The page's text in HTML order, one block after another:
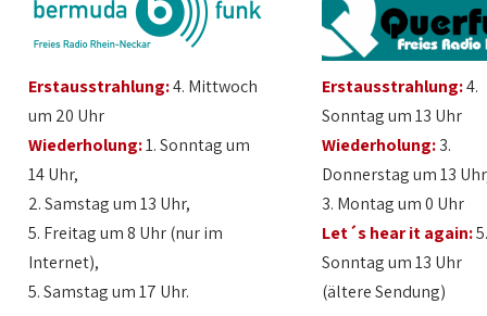
Erstausstrahlung:4. Mittwoch
um 20 Uhr
Wiederholung:1. Sonntag um
14 Uhr,
2. Samstag um 13 Uhr,
5. Freitag um 8 Uhr (nur im
Internet),
5. Samstag um 17 Uhr.
Erstausstrahlung:4.
Sonntag um 13 Uhr
Wiederholung:3.
Donnerstag um 13
3. Montag um 0 Uhr
Let´s hear it again:
Sonntag um 13 Uhr
(ältere Sendung)
1:00
2:00
3:00
5:00